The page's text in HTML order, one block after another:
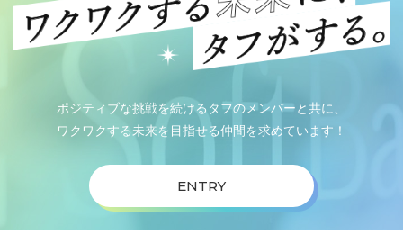
ポジティブな挑戦を続けるタフのメンバーと共に、
ワクワクする未来を目指せる仲間を求めています！
ENTRY